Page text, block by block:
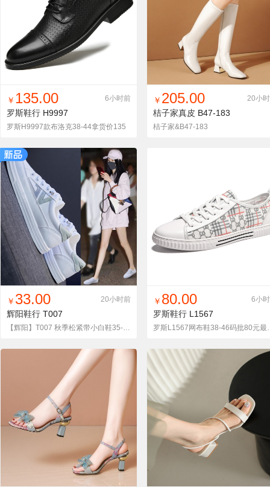
找同款 加入铺货单 收藏
￥ 135.00 6小时前
罗斯鞋行 H9997
罗斯H9997款布洛克38-44拿货价135
找同款 加入铺货单 收藏
￥ 205.00 20小
桔子家真皮 B47-183
桔子家&B47-183
找同款 加入铺货单 收藏
￥ 33.00 20小时前
辉阳鞋行 T007
【辉阳】T007 秋季松紧带小白鞋35-40批33，运动码脚
找同款 加入铺货单 收藏
￥ 80.00 6小
罗斯鞋行 L1567
罗斯L1567